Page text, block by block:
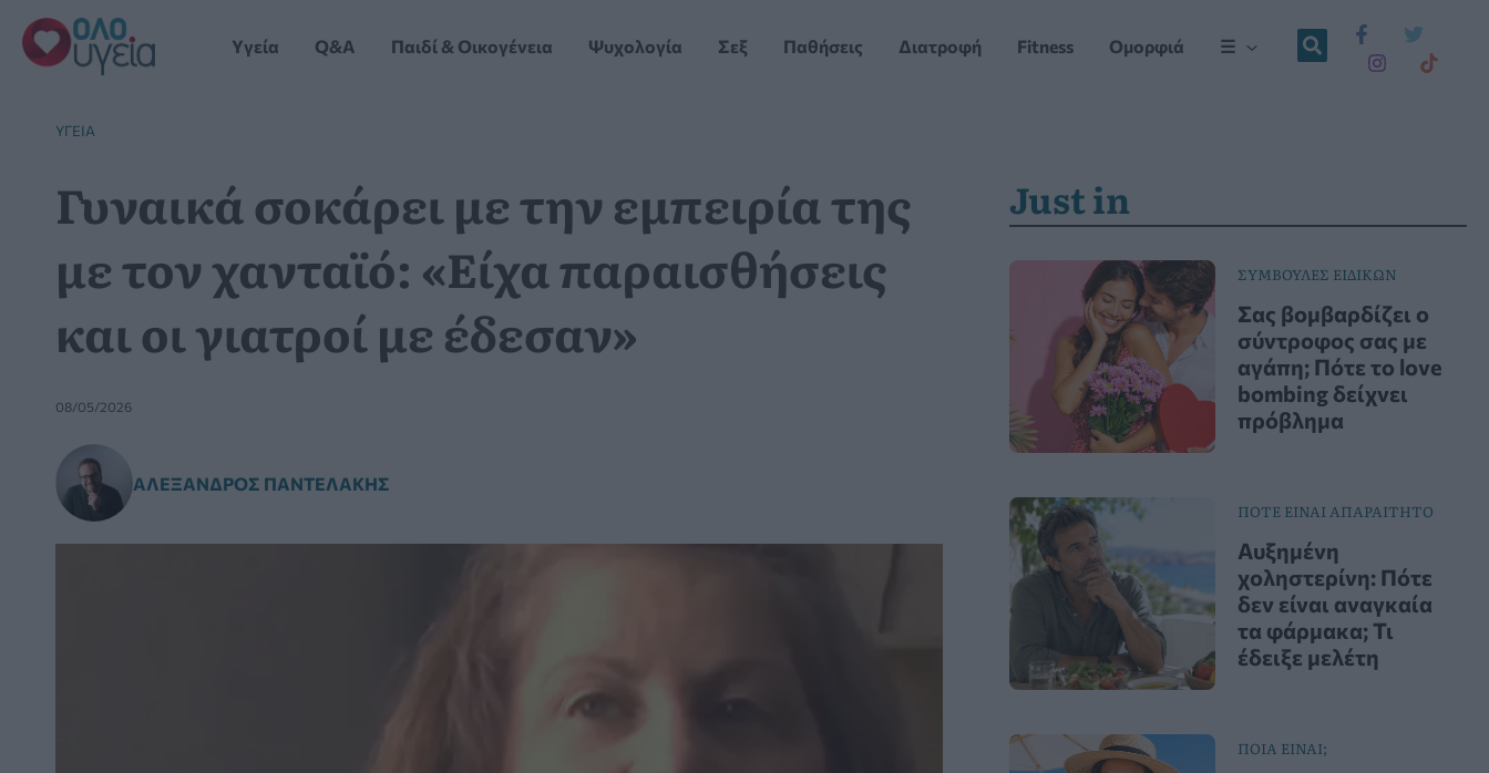
Μετάβαση
στο
περιεχόμενο
Yγεία Q&A Παιδί & Οικογένεια Ψυχολογία Σεξ Παθήσεις Διατροφή Fitness Ομορφιά ☰
YΓΕΊΑ
Γυναικά σοκάρει με την εμπειρία της
με τον χανταϊό: «Είχα παραισθήσεις
και οι γιατροί με έδεσαν»
08/05/2026
ΑΛΈΞΑΝΔΡΟΣ ΠΑΝΤΕΛΆΚΗΣ
Just in
ΣΥΜΒΟΥΛΕΣ ΕΙΔΙΚΩΝ
Σας βομβαρδίζει ο
σύντροφος σας με
αγάπη; Πότε το love
bombing δείχνει
πρόβλημα
ΠΟΤΕ ΕΙΝΑΙ ΑΠΑΡΑΙΤΗΤΟ
Αυξημένη
χοληστερίνη: Πότε
δεν είναι αναγκαία
τα φάρμακα; Τι
έδειξε μελέτη
ΠΟΙΑ ΕΙΝΑΙ;